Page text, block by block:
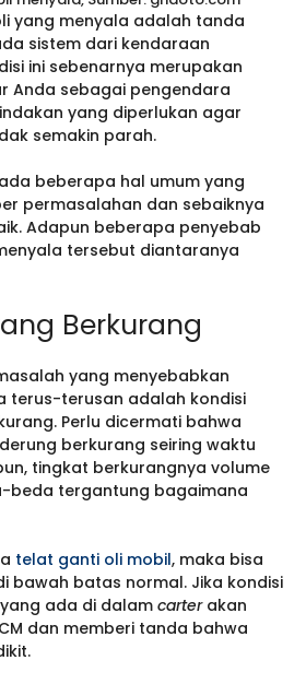
yang menyala adalah tanda
sistem dari kendaraan
ini sebenarnya merupakan
Anda sebagai pengendara
yang diperlukan agar
semakin parah.
beberapa hal umum yang
permasalahan dan sebaiknya
Adapun beberapa penyebab
tersebut diantaranya
Berkurang
yang menyebabkan
terus-terusan adalah kondisi
Perlu dicermati bahwa
berkurang seiring waktu
tingkat berkurangnya volume
beda tergantung bagaimana
telat ganti oli mobil, maka bisa
bawah batas normal. Jika kondisi
ada di dalam carterakan
dan memberi tanda bahwa